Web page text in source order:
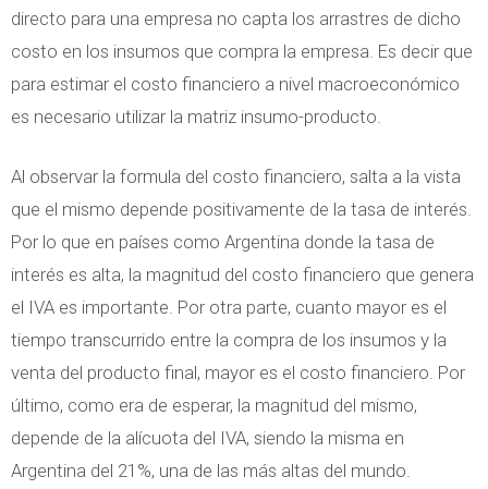
directo para una empresa no capta los arrastres de dicho
costo en los insumos que compra la empresa. Es decir que
para estimar el costo financiero a nivel macroeconómico
es necesario utilizar la matriz insumo-producto.
Al observar la formula del costo financiero, salta a la vista
que el mismo depende positivamente de la tasa de interés.
Por lo que en países como Argentina donde la tasa de
interés es alta, la magnitud del costo financiero que genera
el IVA es importante. Por otra parte, cuanto mayor es el
tiempo transcurrido entre la compra de los insumos y la
venta del producto final, mayor es el costo financiero. Por
último, como era de esperar, la magnitud del mismo,
depende de la alícuota del IVA, siendo la misma en
Argentina del 21%, una de las más altas del mundo.